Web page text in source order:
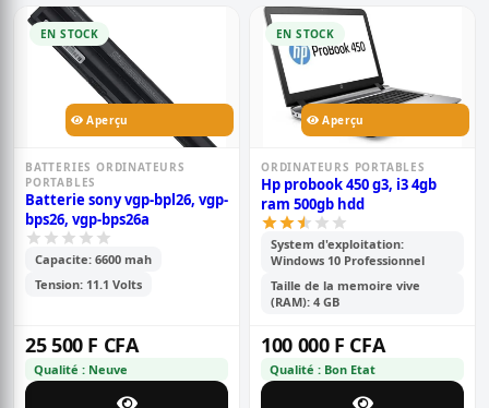
EN STOCK
Aperçu
BATTERIES ORDINATEURS
PORTABLES
Batterie sony vgp-bpl26, vgp-
bps26, vgp-bps26a
Capacite: 6600 mah
Tension: 11.1 Volts
25 500 F CFA
Qualité : Neuve
EN STOCK
Aperçu
ORDINATEURS PORTABLES
Hp probook 450 g3, i3 4gb
ram 500gb hdd
System d'exploitation:
Windows 10 Professionnel
Taille de la memoire vive
(RAM): 4 GB
100 000 F CFA
Qualité : Bon Etat